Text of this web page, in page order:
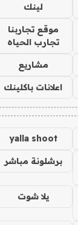
لينك
موقع تجاربنا
تجارب الحياه
مشاريع
اعلانات باكلينك
yalla shoot
برشلونة مباشر
يلا شوت